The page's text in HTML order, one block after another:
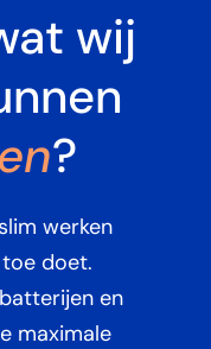
wij
?
werken
doet.
en
maximale